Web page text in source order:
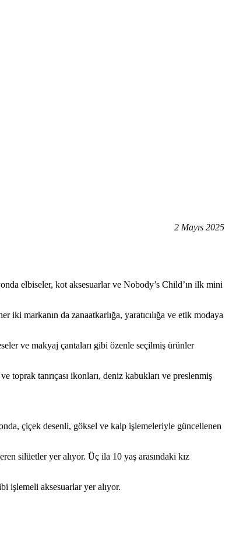
2 Mayıs 2025
elbiseler, kot aksesuarlar ve Nobody’s Child’ın ilk mini
iki markanın da zanaatkarlığa, yaratıcılığa ve etik modaya
ve makyaj çantaları gibi özenle seçilmiş ürünler
tanrıçası ikonları, deniz kabukları ve preslenmiş
çiçek desenli, göksel ve kalp işlemeleriyle güncellenen
silüetler yer alıyor. Üç ila 10 yaş arasındaki kız
işlemeli aksesuarlar yer alıyor.